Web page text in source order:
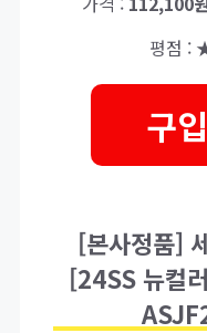
평점 :
구
[본사정품]
[24SS 뉴컬